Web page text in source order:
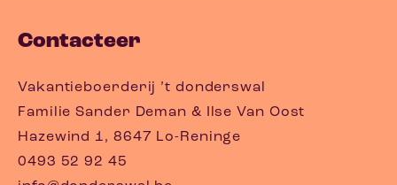
Contacteer
Vakantieboerderij ’t donderswal
Familie Sander Deman & Ilse Van Oost
Hazewind 1, 8647 Lo-Reninge
0493 52 92 45